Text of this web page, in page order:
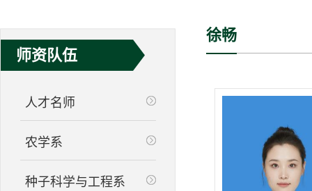
师资队伍
人才名师
农学系
种子科学与工程系
徐畅